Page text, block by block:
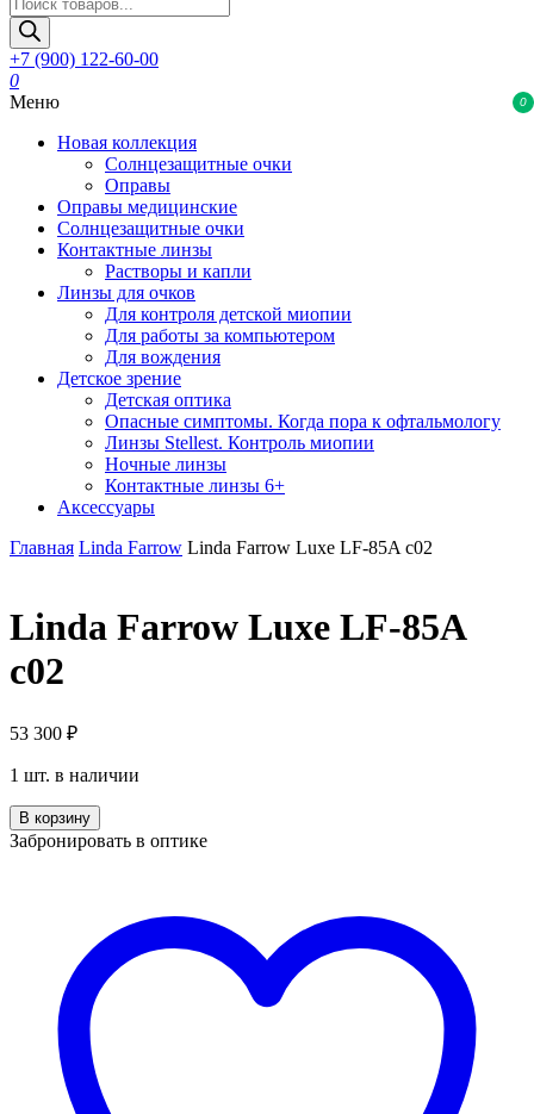
товаров
+7 (900) 122-60-00
0
0
Меню
Новая коллекция
Солнцезащитные очки
Оправы
Оправы медицинские
Солнцезащитные очки
Контактные линзы
Растворы и капли
Линзы для очков
Для контроля детской миопии
Для работы за компьютером
Для вождения
Детское зрение
Детская оптика
Опасные симптомы. Когда пора к офтальмологу
Линзы Stellest. Контроль миопии
Ночные линзы
Контактные линзы 6+
Аксессуары
Главная Linda Farrow Linda Farrow Luxe LF-85A c02
Linda Farrow Luxe LF-85A
c02
53 300 ₽
1 шт. в наличии
Количество
Linda
Farrow
В корзину
Забронировать в оптике